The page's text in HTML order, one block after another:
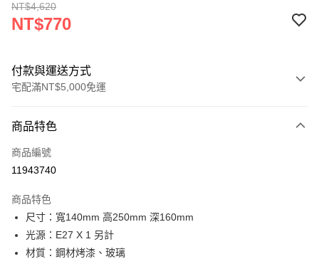
NT$4,620
NT$770
付款與運送方式
宅配滿NT$5,000免運
信用卡一次付款
LINE Pay
街口支付
悠遊付
商品特色
商品編號
11943740
商品特色
尺寸：寬140mm 高250mm 深160mm
光源：E27 X 1 另計
材質：鋼材烤漆、玻璃